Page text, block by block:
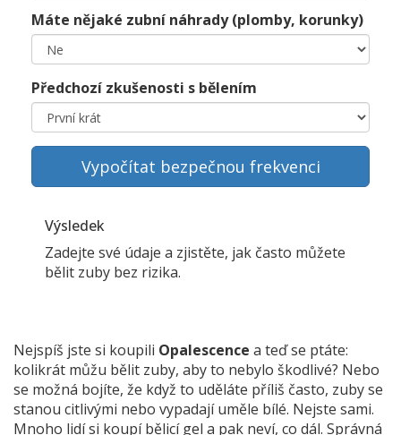
Máte nějaké zubní náhrady (plomby, korunky)
Předchozí zkušenosti s bělením
Vypočítat bezpečnou frekvenci
Výsledek
Zadejte své údaje a zjistěte, jak často můžete
bělit zuby bez rizika.
Nejspíš jste si koupili Opalescence a teď se ptáte:
kolikrát můžu bělit zuby, aby to nebylo škodlivé? Nebo
se možná bojíte, že když to uděláte příliš často, zuby se
stanou citlivými nebo vypadají uměle bílé. Nejste sami.
Mnoho lidí si koupí bělicí gel a pak neví, co dál. Správná